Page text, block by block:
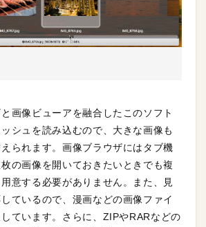
画像ビューアを融合したこのソフト
シュを読み込むので、大きな画像も
られます。画像ブラウザにはタブ機
の画像を開いておきたいときでも複
意する必要がありません。また、見
ているので、漫画などの画像ファイ
ています。さらに、ZIPやRARなどの